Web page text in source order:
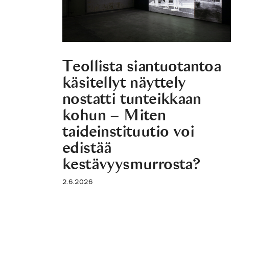
Teollista siantuotantoa
käsitellyt näyttely
nostatti tunteikkaan
kohun – Miten
taideinstituutio voi
edistää
kestävyysmurrosta?
2.6.2026